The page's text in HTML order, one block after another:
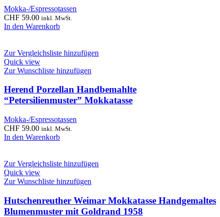
Mokka-/Espressotassen
CHF 59.00 inkl. MwSt.
In den Warenkorb
Zur Vergleichsliste hinzufügen
Quick view
Zur Wunschliste hinzufügen
Herend Porzellan Handbemahlte
“Petersilienmuster” Mokkatasse
Mokka-/Espressotassen
CHF 59.00 inkl. MwSt.
In den Warenkorb
Zur Vergleichsliste hinzufügen
Quick view
Zur Wunschliste hinzufügen
Hutschenreuther Weimar Mokkatasse Handgemaltes
Blumenmuster mit Goldrand 1958